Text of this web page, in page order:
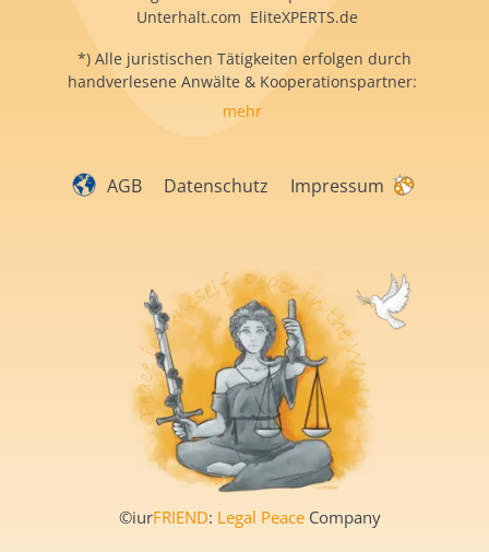
Unterhalt.com EliteXPERTS.de
*) Alle juristischen Tätigkeiten erfolgen durch
handverlesene Anwälte & Kooperationspartner:
mehr
AGB Datenschutz Impressum
©iurFRIEND: Legal Peace Company